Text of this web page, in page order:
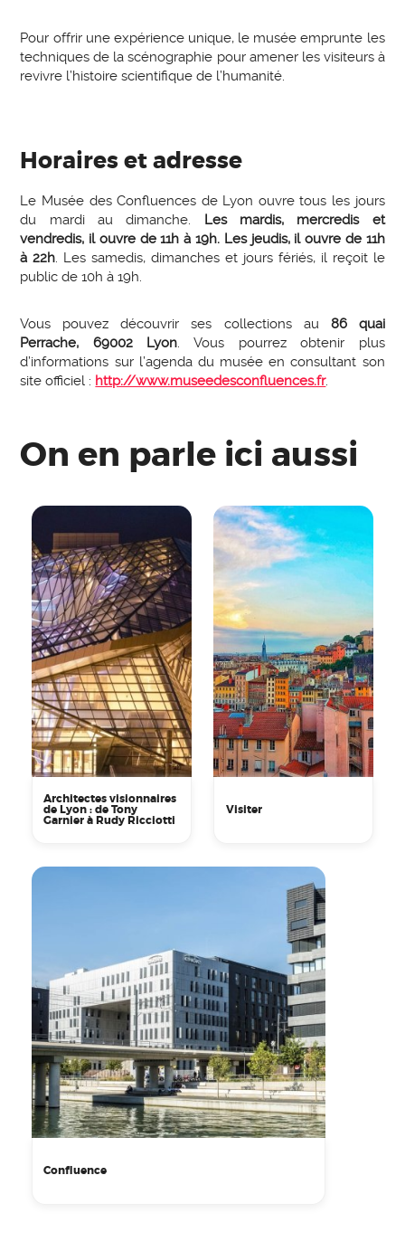
Pour offrir une expérience unique, le musée emprunte les
techniques de la scénographie pour amener les visiteurs à
revivre l’histoire scientifique de l’humanité.
Horaires et adresse
Le Musée des Confluences de Lyon ouvre tous les jours
du mardi au dimanche. Les mardis, mercredis et
vendredis, il ouvre de 11h à 19h. Les jeudis, il ouvre de 11h
à 22h. Les samedis, dimanches et jours fériés, il reçoit le
public de 10h à 19h.
Vous pouvez découvrir ses collections au 86 quai
Perrache, 69002 Lyon. Vous pourrez obtenir plus
d’informations sur l’agenda du musée en consultant son
site officiel : http://www.museedesconfluences.fr.
On en parle ici aussi
Architectes visionnaires
de Lyon : de Tony
Garnier à Rudy Ricciotti
Visiter
Confluence